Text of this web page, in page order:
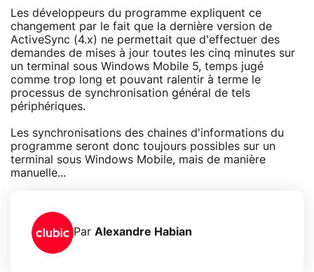
Les développeurs du programme expliquent ce
changement par le fait que la dernière version de
ActiveSync (4.x) ne permettait que d'effectuer des
demandes de mises à jour toutes les cinq minutes sur
un terminal sous Windows Mobile 5, temps jugé
comme trop long et pouvant ralentir à terme le
processus de synchronisation général de tels
périphériques.
Les synchronisations des chaines d'informations du
programme seront donc toujours possibles sur un
terminal sous Windows Mobile, mais de manière
manuelle...
Par Alexandre Habian